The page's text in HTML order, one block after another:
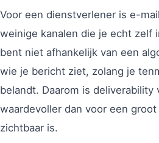
Voor een dienstverlener is e-
weinige kanalen die je echt zelf
bent niet afhankelijk van een
wie je bericht ziet, zolang je
belandt. Daarom is deliverability
waardevoller dan voor een
zichtbaar is.